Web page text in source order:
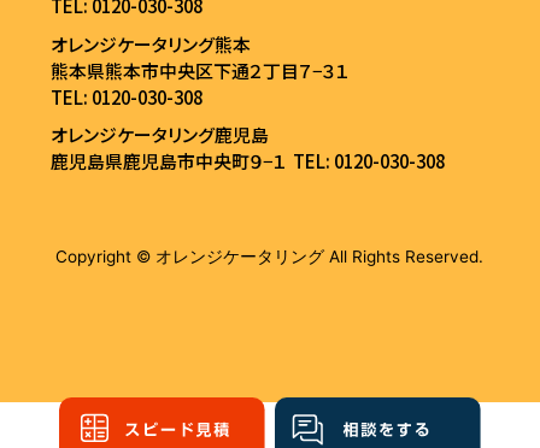
TEL: 0120-030-308
オレンジケータリング熊本
熊本県熊本市中央区下通２丁目７−３１
TEL: 0120-030-308
オレンジケータリング鹿児島
鹿児島県鹿児島市中央町９−１ TEL: 0120-030-308
Copyright © オレンジケータリング All Rights Reserved.